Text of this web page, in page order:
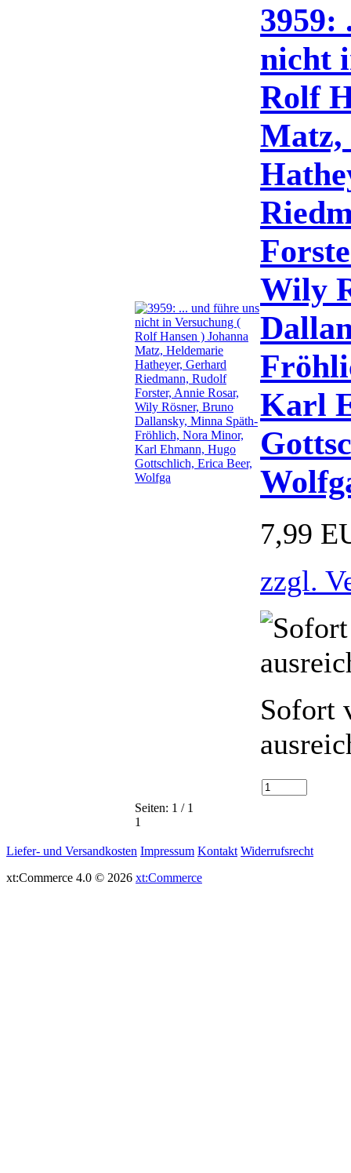
3959:
nicht
Rolf
Matz,
Wily
Karl
7,99
zzgl.
Sofort
Seiten: 1 / 1
1
Liefer- und Versandkosten Impressum Kontakt Widerrufsrecht
xt:Commerce 4.0 © 2026 xt:Commerce